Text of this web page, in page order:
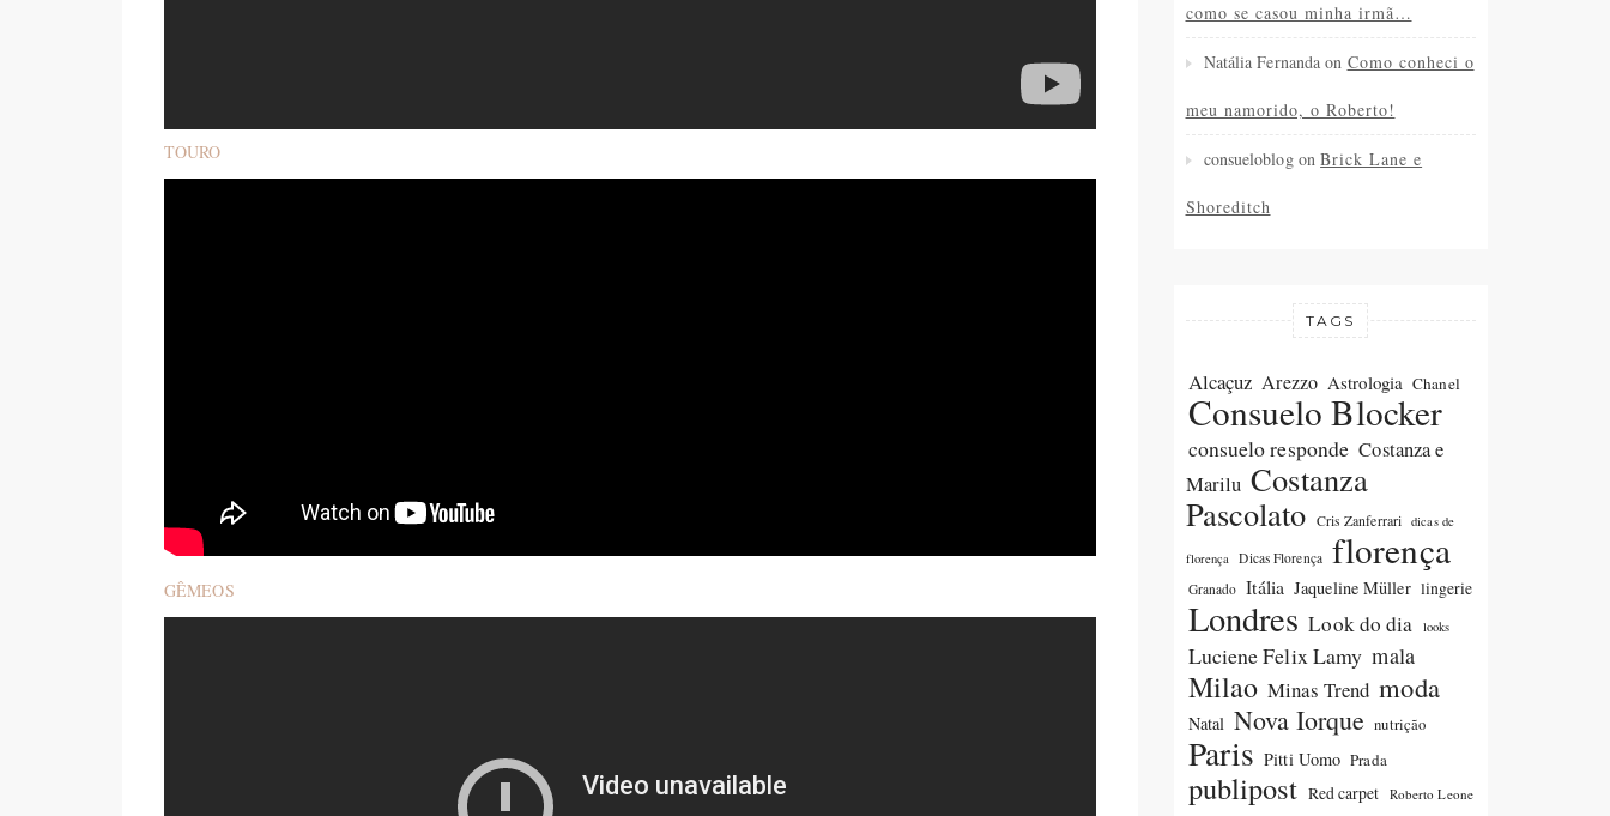
TOURO
GÊMEOS
como se casou minha irmã…
Natália Fernanda on Como conheci o
meu namorido, o Roberto!
consueloblogonBrick Lane e
Shoreditch
TAGS
Alcaçuz Arezzo Astrologia Chanel
Consuelo Blocker
consuelo responde Costanza e
Marilu Costanza
Pascolato Cris Zanferrari dicas de
florença Dicas Florença florença
Granado Itália Jaqueline Müller lingerie
Londres Look do dia looks
Luciene Felix Lamy mala
Milao Minas Trend moda
Natal Nova Iorque nutrição
Paris Pitti Uomo Prada
publipost Red carpet Roberto Leone